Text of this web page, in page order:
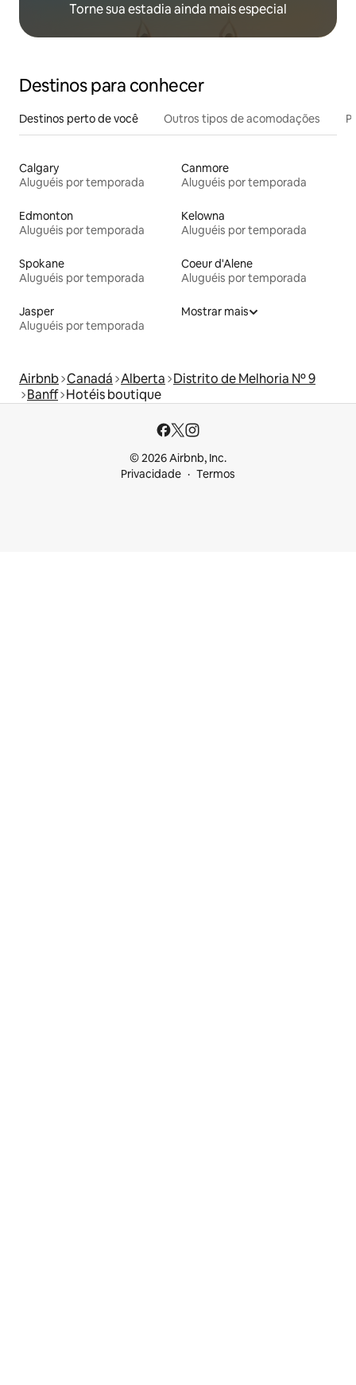
Torne sua estadia ainda mais especial
Destinos para conhecer
Destinos perto de você Outros tipos de acomodações
Calgary
Aluguéis por temporada
Canmore
Aluguéis por temporada
Edmonton
Aluguéis por temporada
Kelowna
Aluguéis por temporada
Spokane
Aluguéis por temporada
Coeur d'Alene
Aluguéis por temporada
Jasper
Aluguéis por temporada
Mostrar mais
Airbnb Canadá Alberta Distrito de Melhoria Nº 9
Banff Hotéis boutique
© 2026 Airbnb, Inc.
Privacidade
Termos